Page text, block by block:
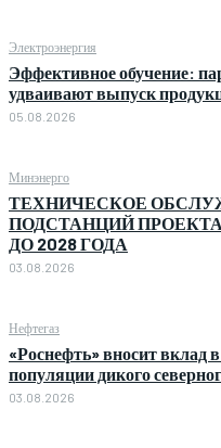
Электроэнергия
Эффективное обучение:
удваивают выпуск
05.08.2026
Минэнерго
ТЕХНИЧЕСКОЕ
ПОДСТАНЦИЙ ПРОЕКТА
ДО 2028 ГОДА
03.08.2026
Нефтегаз
«Роснефть» вносит вклад
популяции дикого
03.08.2026